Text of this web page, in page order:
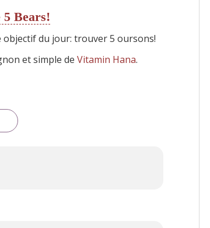
Bears!
objectif du jour: trouver 5 oursons!
et simple de Vitamin Hana.